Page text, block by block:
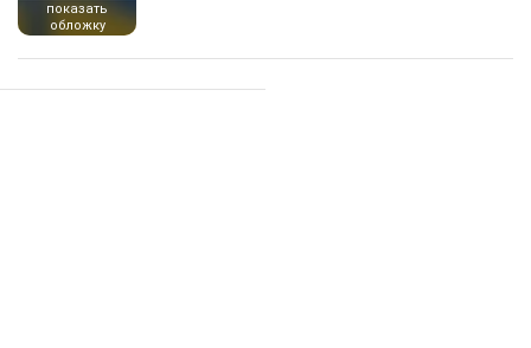
показать
обложку